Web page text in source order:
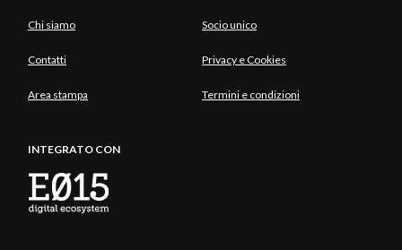
Chi siamo Socio unico
Contatti Privacy e Cookies
Area stampa Termini e condizioni
INTEGRATO CON